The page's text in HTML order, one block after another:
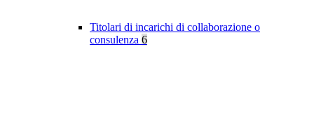
Titolari di incarichi di collaborazione o
consulenza 6